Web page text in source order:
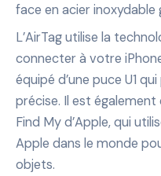
face en acier inoxydable
L’AirTag utilise la
connecter à votre
équipé d’une puce U1
précise. Il est
Find My d’Apple, qui
Apple dans le monde
objets.